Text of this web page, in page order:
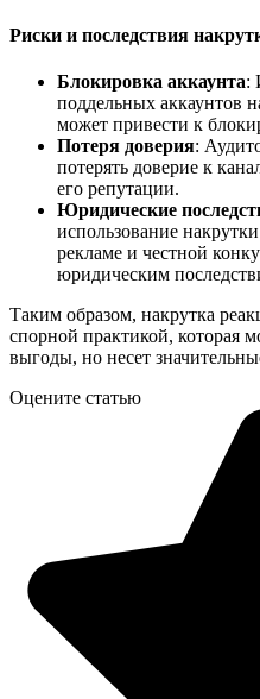
Риски и последствия
Блокировка аккаунта:
поддельных аккаунтов
может привести к
Потеря доверия:
потерять доверие к
его репутации.
Юридические
использование
рекламе и честной
юридическим
Таким образом, накрутка
спорной практикой, которая
выгоды, но несет
Оцените статью